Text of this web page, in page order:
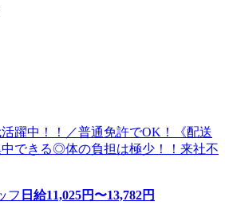
躍中！！／普通免許でOK！《配送
中できる◎体の負担は極少！！来社不
フ 日給11,025円〜13,782円